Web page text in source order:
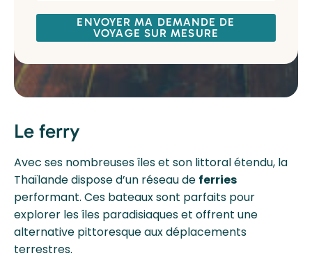
ENVOYER MA DEMANDE DE
VOYAGE SUR MESURE
Le ferry
Avec ses nombreuses îles et son littoral étendu, la
Thaïlande dispose d’un réseau de ferries
performant. Ces bateaux sont parfaits pour
explorer les îles paradisiaques et offrent une
alternative pittoresque aux déplacements
terrestres.